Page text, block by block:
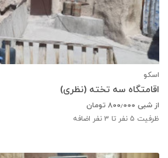
اسکو
اقامتگاه سه تخته (نظری)
از شبی ۸۰۰٫۰۰۰ تومان
ظرفیت 5 نفر تا 3 نفر اضافه